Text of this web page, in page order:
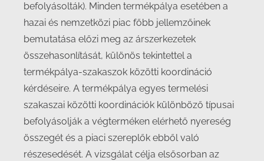
befolyásolták). Minden termékpálya esetében a
hazai és nemzetközi piac főbb jellemzőinek
bemutatása előzi meg az árszerkezetek
összehasonlítását, különös tekintettel a
termékpálya-szakaszok közötti koordináció
kérdéseire. A termékpálya egyes termelési
szakaszai közötti koordinációk különböző típusai
befolyásolják a végterméken elérhető nyereség
összegét és a piaci szereplők ebből való
részesedését. A vizsgálat célja elsősorban az